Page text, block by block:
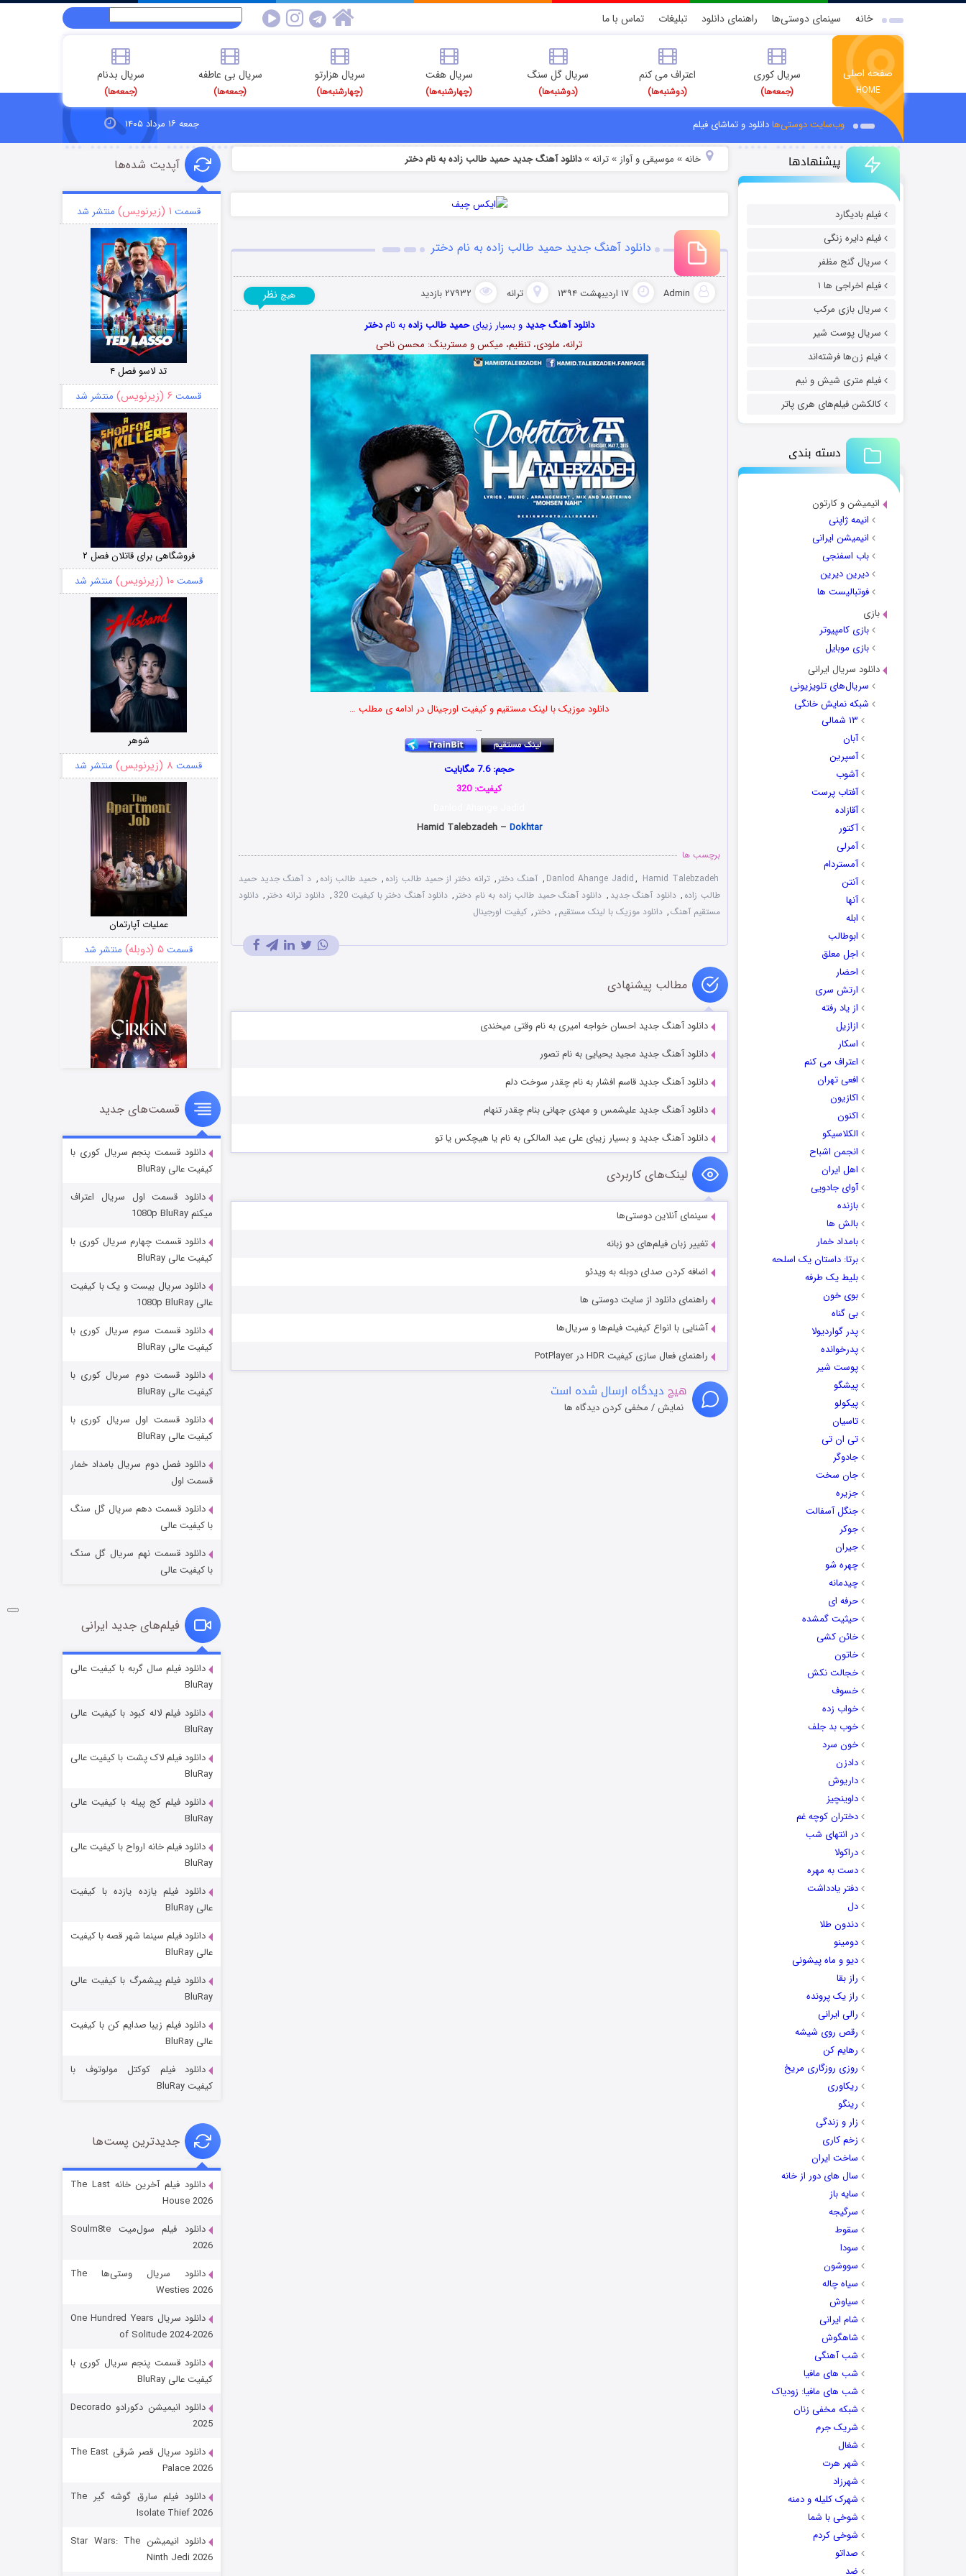
خانه سینمای دوستی‌ها راهنمای دانلود تبلیغات تماس با ما
صفحه اصلی
HOME
سریال کوری
(جمعه‌ها)
اعتراف می کنم
(دوشنبه‌ها)
سریال گل سنگ
(دوشنبه‌ها)
سریال هفت
(چهارشنبه‌ها)
سریال هزارتو
(چهارشنبه‌ها)
سریال بی عاطفه
(جمعه‌ها)
سریال بدنام
(جمعه‌ها)
وب‌سایت دوستی‌هادانلود و تماشای فیلم جمعه ۱۶ مرداد ۱۴۰۵
پیشنهادها
فیلم بادیگارد
فیلم دایره زنگی
سریال گنج مظفر
فیلم اخراجی ها ۱
سریال بازی مرکب
سریال پوست شیر
فیلم زن‌ها فرشته‌اند
فیلم متری شیش و نیم
کالکشن فیلم‌های هری پاتر
دسته بندی
انیمیشن و کارتون
انیمه ژاپنی
انیمیشن ایرانی
باب اسفنجی
دیرین دیرین
فوتبالیست ها
بازی
بازی کامپیوتر
بازی موبایل
دانلود سریال ایرانی
سریال‌های تلویزیونی
شبکه نمایش خانگی
۱۳ شمالی
آبان
آسپرین
آشوب
آفتاب پرست
آقازاده
آکتور
آمرلی
آمستردام
آنتن
آنها
ابله
ابوطالب
اجل معلق
احضار
ارتش سری
از یاد رفته
ازازیل
اسکار
اعتراف می کنم
افعی تهران
اکازیون
اکنون
الکلاسیکو
انجمن اشباح
اهل ایران
آوای جادویی
بازنده
بالش ها
بامداد خمار
برتا: داستان یک اسلحه
بلیط یک‌‌ طرفه
بوی خون
بی گناه
پدر گواردیولا
پدرخوانده
پوست شیر
پیشگو
پیکولو
تاسیان
تی ان تی
جادوگر
جان سخت
جزیره
جنگل آسفالت
جوکر
جیران
چهره شو
چیدمانه
حرفه ای
حیثیت گمشده
خائن کشی
خاتون
خجالت نکش
خسوف
خواب زده
خوب بد جلف
خون سرد
دادزن
داریوش
داوینچیز
دختران کوچه غم
در انتهای شب
دراکولا
دست به مهره
دفتر یادداشت
دل
دندون طلا
دومینو
دیو و ماه پیشونی
راز بقا
راز یک پرونده
رالی ایرانی
رقص روی شیشه
رهایم کن
روزی روزگاری مریخ
ریکاوری
رینگو
زار و زندگی
زخم کاری
ساخت ایران
سال های دور از خانه
سایه باز
سرگیجه
سقوط
سودا
سووشون
سیاه چاله
سیاوش
شام ایرانی
شاهگوش
شب آهنگی
شب های مافیا
شب های مافیا: زودیاک
شبکه مخفی زنان
شریک جرم
شغال
شهر هرت
شهرزاد
شهرک کلیله و دمنه
شوخی با شما
شوخی کردم
صداتو
ضد
خانه» موسیقی و آواز » ترانه»دانلود آهنگ جدید حمید طالب زاده به نام دختر
دانلود آهنگ جدید حمید طالب زاده به نام دختر
Admin ۱۷ اردیبهشت ۱۳۹۴ ترانه ۲۷۹۳۲ بازدید هیچ نظر
دانلود آهنگ جدیدو بسیار زیبایحمید طالب زادهبه نامدختر
ترانه، ملودی، تنظیم، میکس و مسترینگ: محسن ناحی
دانلود موزیک با لینک مستقیم و کیفیت اورجینال در ادامه ی مطلب …
…
حجم: 7.6 مگابایت
کیفیت: 320
Hamid Talebzadeh – Dokhtar
برچسب ها
Danlod Ahange Jadid, Hamid Talebzadeh
, آهنگ دختر , ترانه دختر از حمید طالب زاده , حمید طالب زاده , د آهنگ جدید حمید
طالب زاده , دانلود آهنگ جدید , دانلود آهنگ حمید طالب زاده به نام دختر , دانلود آهنگ دختر با کیفیت 320 , دانلود ترانه دختر , دانلود
مستقیم آهنگ, دانلود موزیک با لینک مستقیم , دختر , کیفیت اورجینال
مطالب پیشنهادی
دانلود آهنگ جدید احسان خواجه امیری به نام وقتی میخندی
دانلود آهنگ جدید مجید یحیایی به نام تصور
دانلود آهنگ جدید قاسم افشار به نام چقدر سوخت دلم
دانلود آهنگ جدید علیشمس و مهدی جهانی بنام چقدر تنهام
دانلود آهنگ جدید و بسیار زیبای علی عبد المالکی به نام یا هیچکس یا تو
لینک‌های کاربردی
سینمای آنلاین دوستی‌ها
تغییر زبان فیلم‌های دو زبانه
اضافه کردن صدای دوبله به ویدئو
راهنمای دانلود از سایت دوستی ها
آشنایی با انواع کیفیت فیلم‌ها و سریال‌ها
راهنمای فعال سازی کیفیت HDR در PotPlayer
هیچ دیدگاه ارسال شده است
نمایش / مخفی کردن دیدگاه ها
آپدیت شده‌ها
قسمت ۱ (زیرنویس) منتشر شد
تد لاسو فصل ۴
قسمت ۶ (زیرنویس) منتشر شد
فروشگاهی برای قاتلان فصل ۲
قسمت۱۰ (زیرنویس) منتشر شد
شوهر
قسمت ۸ (زیرنویس) منتشر شد
عملیات آپارتمان
قسمت ۵ (دوبله) منتشر شد
سریال زشت
قسمت۲ (زیرنویس) منتشر شد
مردگان متحرک: شهر مرده ۳
شکست استوارت در نجات جهان
قسمت ۷ (زیرنویس) منتشر شد
شوگر فصل ۲
قسمت
خاندان اژدها فصل ۳
جادوگری در مغولستان
قسمت
رویایی برای تو
قسمت
قسمت‌های جدید
دانلود قسمت پنجم سریال کوری با
کیفیت عالی BluRay
دانلود قسمت اول سریال اعتراف
میکنم 1080p BluRay
دانلود قسمت چهارم سریال کوری با
کیفیت عالی BluRay
دانلود سریال بیست و یک با کیفیت
عالی 1080p BluRay
دانلود قسمت سوم سریال کوری با
کیفیت عالی BluRay
دانلود قسمت دوم سریال کوری با
کیفیت عالی BluRay
دانلود قسمت اول سریال کوری با
کیفیت عالی BluRay
دانلود فصل دوم سریال بامداد خمار
قسمت اول
دانلود قسمت دهم سریال گل سنگ
با کیفیت عالی
دانلود قسمت نهم سریال گل سنگ
با کیفیت عالی
فیلم‌های جدید ایرانی
دانلود فیلم سال گربه با کیفیت عالی
BluRay
دانلود فیلم لاله کبود با کیفیت عالی
BluRay
دانلود فیلم لاک پشت با کیفیت عالی
BluRay
دانلود فیلم کج‌ پیله با کیفیت عالی
BluRay
دانلود فیلم خانه ارواح با کیفیت عالی
BluRay
دانلود فیلم یازده یازده با کیفیت
عالی BluRay
دانلود فیلم سینما شهر قصه با کیفیت
عالی BluRay
دانلود فیلم پیشمرگ با کیفیت عالی
BluRay
دانلود فیلم زیبا صدایم کن با کیفیت
عالی BluRay
دانلود فیلم کوکتل مولوتوف با
کیفیت BluRay
جدیدترین پست‌ها
دانلود فیلم آخرین خانه The Last
House 2026
دانلود فیلم سول‌میت Soulm8te
2026
دانلود سریال وستی‌ها The
Westies 2026
دانلود سریال One Hundred Years
of Solitude 2024-2026
دانلود قسمت پنجم سریال کوری با
کیفیت عالی BluRay
دانلود انیمیشن دکورادو Decorado
2025
دانلود سریال قصر شرقی The East
Palace 2026
دانلود فیلم سارق گوشه گیر The
Isolate Thief 2026
دانلود انیمیشن Star Wars: The
Ninth Jedi 2026